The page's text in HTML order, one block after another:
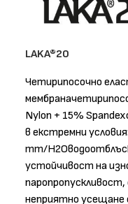
LAKA®20
Четирипосочно
Nylon + 15%
в екстремни
mm/
устойчивост на
неприятно усещане